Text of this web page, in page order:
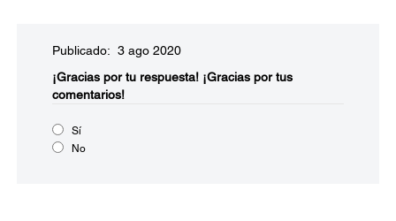
Publicado: 3 ago 2020
¡Gracias por tu respuesta! ¡Gracias por tus
comentarios!
Sí
No